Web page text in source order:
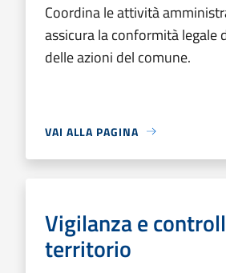
Coordina le attività
assicura la conformità legale
delle azioni del comune.
VAI ALLA PAGINA
Vigilanza e
territorio